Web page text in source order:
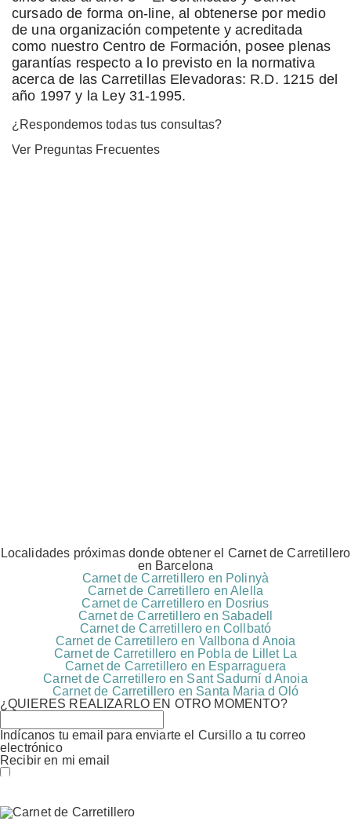
cursado de forma on-line, al obtenerse por medio
de una organización competente y acreditada
como nuestro Centro de Formación, posee plenas
garantías respecto a lo previsto en la normativa
acerca de las Carretillas Elevadoras: R.D. 1215 del
año 1997 y la Ley 31-1995.
¿Respondemos todas tus consultas?
Ver Preguntas Frecuentes
Localidades próximas donde obtener el Carnet de Carretillero
en Barcelona
Carnet de Carretillero en Polinyà
Carnet de Carretillero en Alella
Carnet de Carretillero en Dosrius
Carnet de Carretillero en Sabadell
Carnet de Carretillero en Collbató
Carnet de Carretillero en Vallbona d Anoia
Carnet de Carretillero en Pobla de Lillet La
Carnet de Carretillero en Esparraguera
Carnet de Carretillero en Sant Sadurní d Anoia
Carnet de Carretillero en Santa Maria d Oló
¿QUIERES REALIZARLO EN OTRO MOMENTO?
Indícanos tu email para enviarte el Cursillo a tu correo
electrónico
Recibir en mi email